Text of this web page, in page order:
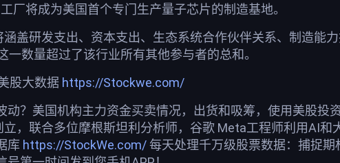
厂将成为美国首个专门生产量子芯片的制造基地。
盖研发支出、资本支出、生态系统合作伙伴关系、制造能
一数量超过了该行业所有其他参与者的总和。
股大数据 https://Stockwe.com/
动？美国机构主力资金买卖情况，出货和吸筹，使用美股投
，联合多位摩根斯坦利分析师，谷歌 Meta工程师利用AI
库 https://StockWe.com/每天处理千万级股票数据：捕捉